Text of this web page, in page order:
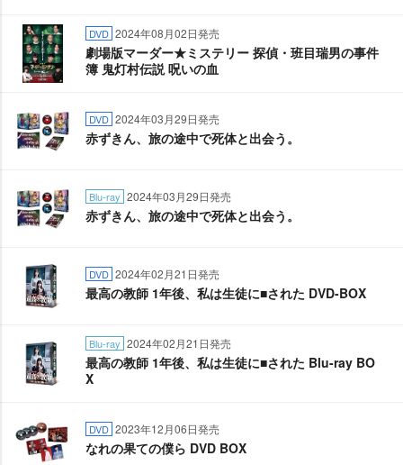
DVD 2024年08月02日発売
劇場版マーダー★ミステリー 探偵・班目瑞男の事件
簿 鬼灯村伝説 呪いの血
DVD 2024年03月29日発売
赤ずきん、旅の途中で死体と出会う。
Blu-ray 2024年03月29日発売
赤ずきん、旅の途中で死体と出会う。
DVD 2024年02月21日発売
最高の教師 1年後、私は生徒に■された DVD-BOX
Blu-ray 2024年02月21日発売
最高の教師 1年後、私は生徒に■された Blu-ray BO
X
DVD 2023年12月06日発売
なれの果ての僕ら DVD BOX